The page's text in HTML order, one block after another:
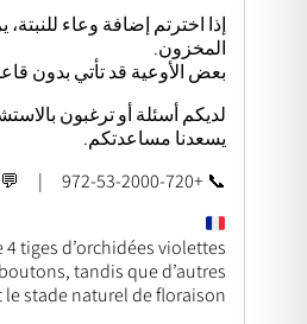
إذا اخترتم إضافة وعاء
المخزون.
بعض الأوعية قد تأتي بدون
لديكم أسئلة أو ترغبون
يسعدنا مساعدتكم.
📞 +972-53-2000-720 | 💬 WhatsApp: +972-53-2000-730
tiges d’orchidées violettes 💜
tandis que d’autres
stade naturel de floraison.